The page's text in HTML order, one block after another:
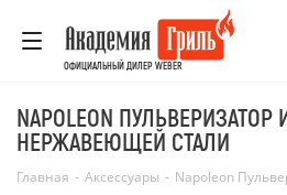
ОФИЦИАЛЬНЫЙ ДИЛЕР WEBER
NAPOLEON ПУЛЬВЕРИЗАТОР
НЕРЖАВЕЮЩЕЙ СТАЛИ
Главная - Аксессуары - Napoleon